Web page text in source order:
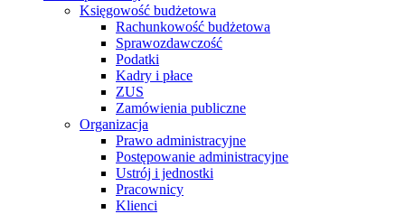
Księgowość budżetowa
Rachunkowość budżetowa
Sprawozdawczość
Podatki
Kadry i płace
ZUS
Zamówienia publiczne
Organizacja
Prawo administracyjne
Postępowanie administracyjne
Ustrój i jednostki
Pracownicy
Klienci